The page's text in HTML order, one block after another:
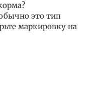
это тип
маркировку на